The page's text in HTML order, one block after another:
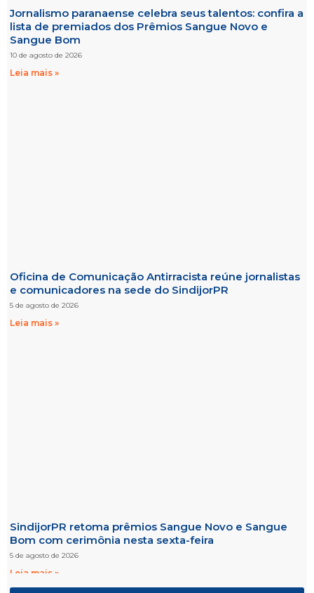
Jornalismo paranaense celebra seus talentos: confira a
lista de premiados dos Prêmios Sangue Novo e
Sangue Bom
10 de agosto de 2026
Leia mais »
Oficina de Comunicação Antirracista reúne jornalistas
e comunicadores na sede do SindijorPR
5 de agosto de 2026
Leia mais »
SindijorPR retoma prêmios Sangue Novo e Sangue
Bom com cerimônia nesta sexta-feira
5 de agosto de 2026
Leia mais »